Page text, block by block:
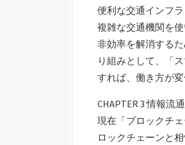
便利な交通インフ
複雑な交通機関を
非効率を解消する
り組みとして、「
すれば、働き方が
CHAPTER 3 情報流
現在「ブロックチ
ロックチェーンと